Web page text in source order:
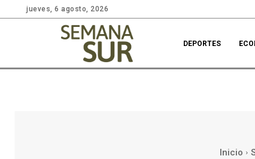
jueves, 6 agosto, 2026
DEPORTES
Inicio